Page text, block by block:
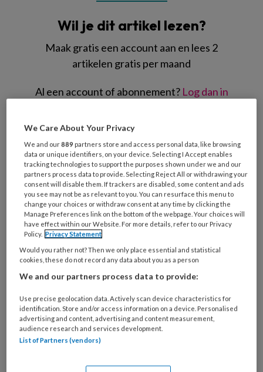
Wil je dit artikel lezen?
Maak gratis een account aan en lees 2
artikelen gratis per maand
Al een account of abonnement? Log dan in
Wat
is
je
e-
mailadres?
* *
Kies
je
wachtwoord* *
Kies
je
functie *
Bij
welke
organisatie
werk
je?
Untitled
Ontvang 2x per week de
KinderopvangTotaal nieuwsbrief
Ontvang iedere zondag het
We Care About Your Privacy
We and our889 partners store and access personal data, like browsing
data or unique identifiers, on your device. Selecting I Accept enables
tracking technologies to support the purposes shown under we and our
partners process data to provide. Selecting Reject All or withdrawing your
consent will disable them. If trackers are disabled, some content and ads
you see may not be as relevant to you. You can resurface this menu to
change your choices or withdraw consent at any time by clicking the
Manage Preferences link on the bottom of the webpage. Your choices will
have effect within our Website. For more details, refer to our Privacy
Policy. Privacy Statement
Would you rather not? Then we only place essential and statistical
cookies, these do not record any data about you as a person
We and our partners process data to provide:
Use precise geolocation data. Actively scan device characteristics for
identification. Store and/or access information on a device. Personalised
advertising and content, advertising and content measurement,
audience research and services development.
List of Partners (vendors)